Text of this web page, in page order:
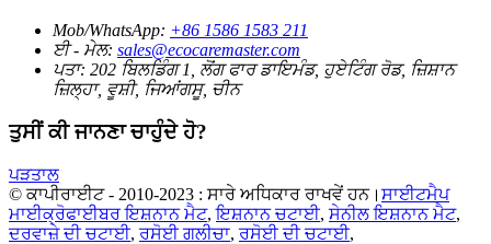
Mob/WhatsApp: +86 1586 1583 211
ਈ - ਮੇਲ: sales@ecocaremaster.com
ਪਤਾ: 202 ਬਿਲਡਿੰਗ 1, ਲੋਂਗ ਫਾਰ ਡਾਇਮੰਡ, ਹੁਏਟਿੰਗ ਰੋਡ, ਜ਼ਿਸ਼ਾਨ
ਜ਼ਿਲ੍ਹਾ, ਵੂਸ਼ੀ, ਜਿਆਂਗਸੂ, ਚੀਨ
ਤੁਸੀਂ ਕੀ ਜਾਨਣਾ ਚਾਹੁੰਦੇ ਹੋ?
ਪੜਤਾਲ
© ਕਾਪੀਰਾਈਟ - 2010-2023 : ਸਾਰੇ ਅਧਿਕਾਰ ਰਾਖਵੇਂ ਹਨ। ਸਾਈਟਮੈਪ
ਮਾਈਕ੍ਰੋਫਾਈਬਰ ਇਸ਼ਨਾਨ ਮੈਟ,ਇਸ਼ਨਾਨ ਚਟਾਈ, ਸੇਨੀਲ ਇਸ਼ਨਾਨ ਮੈਟ,
ਦਰਵਾਜ਼ੇ ਦੀ ਚਟਾਈ, ਰਸੋਈ ਗਲੀਚਾ, ਰਸੋਈ ਦੀ ਚਟਾਈ,